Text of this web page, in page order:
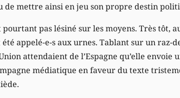
de mettre ainsi en jeu son propre destin
pourtant pas lésiné sur les moyens. Très tôt,
été appelé-e-s aux urnes. Tablant sur un raz-
attendaient de l’Espagne qu’elle envoie
médiatique en faveur du texte